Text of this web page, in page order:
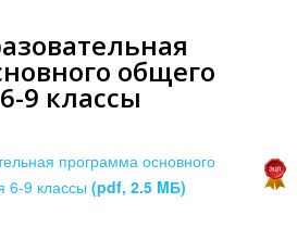
общего
9 классы
программа основного
6-9 классы (pdf, 2.5 MБ)